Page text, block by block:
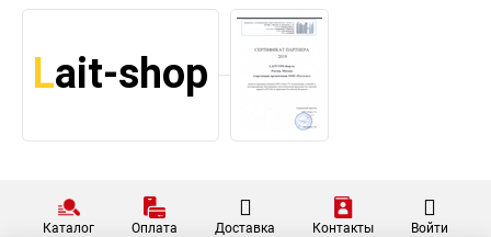
Каталог Оплата Доставка Контакты Войти